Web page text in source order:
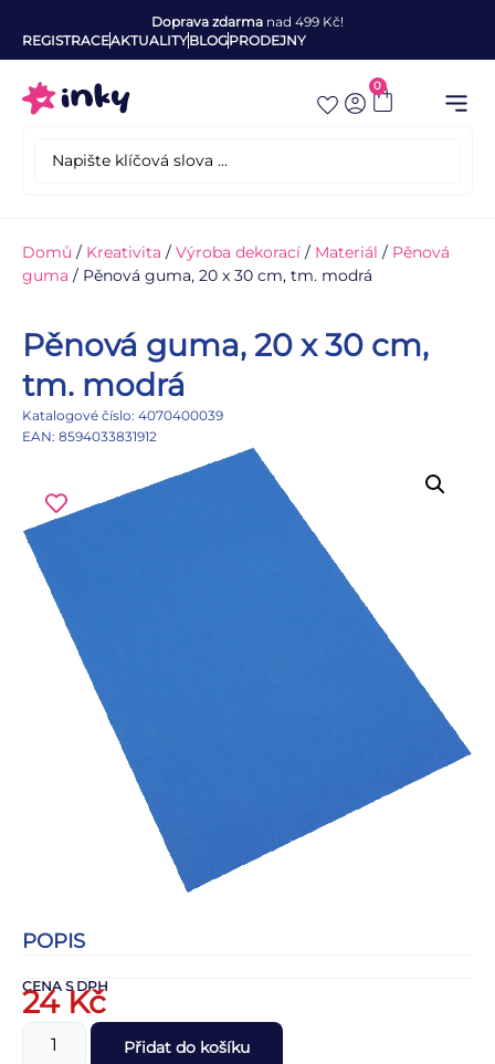
Doprava zdarma nad 499 Kč!
REGISTRACEAKTUALITYBLOGPRODEJNY
0
Domů / Kreativita / Výroba dekorací / Materiál / Pěnová
guma / Pěnová guma, 20 x 30 cm, tm. modrá
Pěnová guma, 20 x 30 cm,
tm. modrá
Katalogové číslo: 4070400039
EAN: 8594033831912
POPIS
CENA S DPH
24Kč
Přidat do košíku